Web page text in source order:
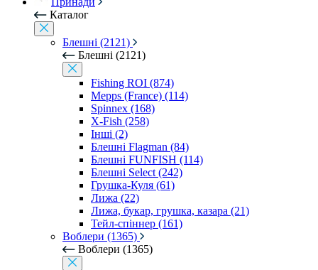
Каталог
Блешні (2121)
Блешні (2121)
Fishing ROI (874)
Mepps (France) (114)
Spinnex (168)
X-Fish (258)
Інші (2)
Блешні Flagman (84)
Блешні FUNFISH (114)
Блешні Select (242)
Грушка-Куля (61)
Лижа (22)
Лижа, букар, грушка, казара (21)
Тейл-спіннер (161)
Воблери (1365)
Воблери (1365)